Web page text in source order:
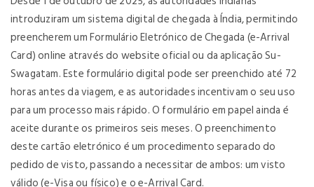
introduziram um sistema digital de chegada à Índia, permitindo
preencherem um Formulário Eletrónico de Chegada (e-Arrival
Card) online através do website oficial ou da aplicação Su-
Swagatam. Este formulário digital pode ser preenchido até 72
horas antes da viagem, e as autoridades incentivam o seu uso
para um processo mais rápido. O formulário em papel ainda é
aceite durante os primeiros seis meses. O preenchimento
deste cartão eletrónico é um procedimento separado do
pedido de visto, passando a necessitar de ambos: um visto
válido (e-Visa ou físico) e o e-Arrival Card.